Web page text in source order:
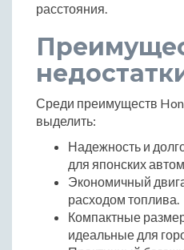
расстояния.
Среди преимуществ
выделить:
Надежность и
для японских
Экономичный
расходом топлива.
Компактные
идеальные для